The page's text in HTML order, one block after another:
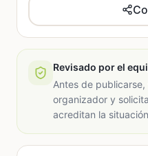
Revisado por el
Antes de
organizador y
acreditan la